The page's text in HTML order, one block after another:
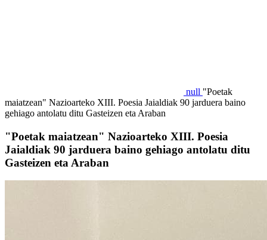
null "Poetak
maiatzean" Nazioarteko XIII. Poesia Jaialdiak 90 jarduera baino
gehiago antolatu ditu Gasteizen eta Araban
"Poetak maiatzean" Nazioarteko XIII. Poesia
Jaialdiak 90 jarduera baino gehiago antolatu ditu
Gasteizen eta Araban